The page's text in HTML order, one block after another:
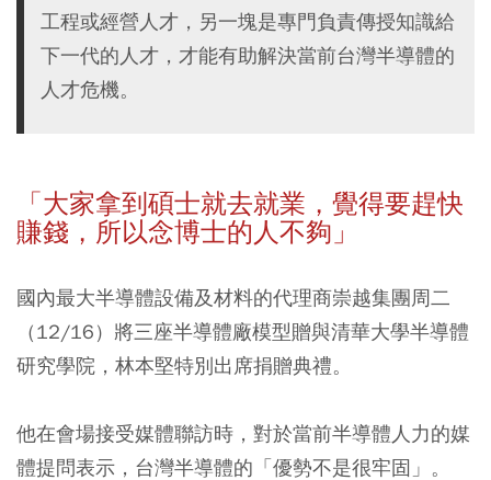
工程或經營人才，另一塊是專門負責傳授知識給
下一代的人才，才能有助解決當前台灣半導體的
人才危機。
「大家拿到碩士就去就業，覺得要趕快
賺錢，所以念博士的人不夠」
國內最大半導體設備及材料的代理商崇越集團周二
（12/16）將三座半導體廠模型贈與清華大學半導體
研究學院，林本堅特別出席捐贈典禮。
他在會場接受媒體聯訪時，對於當前半導體人力的媒
體提問表示，台灣半導體的「優勢不是很牢固」。